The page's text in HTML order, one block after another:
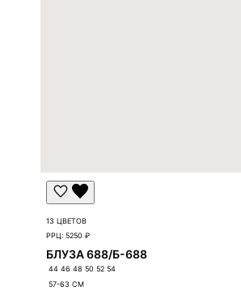
13 ЦВЕТОВ
РРЦ:5250 ₽
БЛУЗА 688/Б-688
44 46 48 50 52 54
57-63 СМ